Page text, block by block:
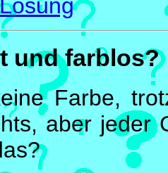
und farblos?
Farbe,
aber jeder